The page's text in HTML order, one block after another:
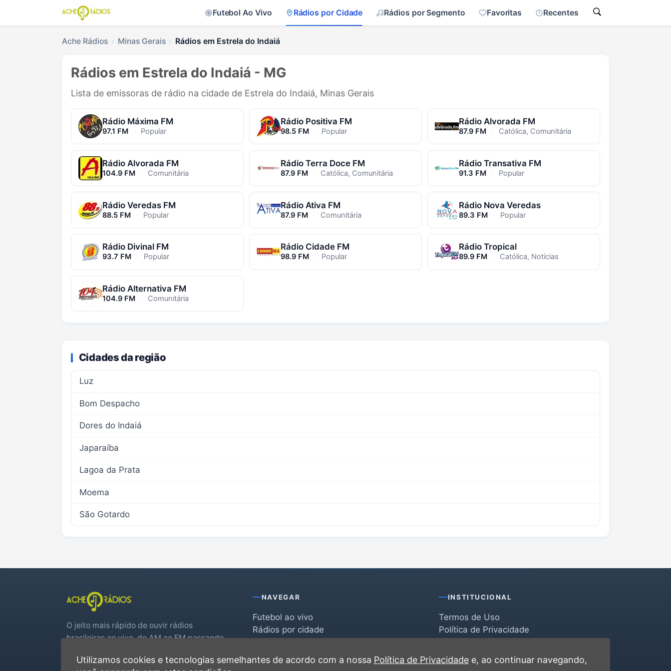
Futebol Ao Vivo Rádios por Cidade Rádios por Segmento Favoritas Recentes
Ache Rádios Minas Gerais Rádios em Estrela do Indaiá
Rádios em Estrela do Indaiá - MG
Lista de emissoras de rádio na cidade de Estrela do Indaiá, Minas Gerais
Rádio Máxima FM
97.1 FM · Popular
Rádio Positiva FM
98.5 FM · Popular
Rádio Alvorada FM
87.9 FM · Católica, Comunitária
Rádio Alvorada FM
104.9 FM · Comunitária
Rádio Terra Doce FM
87.9 FM · Católica, Comunitária
Rádio Transativa FM
91.3 FM · Popular
Rádio Veredas FM
88.5 FM · Popular
Rádio Ativa FM
87.9 FM · Comunitária
Rádio Nova Veredas
89.3 FM · Popular
Rádio Divinal FM
93.7 FM · Popular
Rádio Cidade FM
98.9 FM · Popular
Rádio Tropical
89.9 FM · Católica, Notícias
Rádio Alternativa FM
104.9 FM · Comunitária
Cidades da região
Luz
Bom Despacho
Dores do Indaiá
Japaraíba
Lagoa da Prata
Moema
São Gotardo
O jeito mais rápido de ouvir rádios
brasileiras ao vivo, do AM ao FM passando
real.
NAVEGAR
Futebol ao vivo
Rádios por cidade
Favoritas
Recentes
INSTITUCIONAL
Termos de Uso
Política de Privacidade
Contato
Utilizamos cookies e tecnologias semelhantes de acordo com a nossa Política de Privacidadee, ao continuar navegando,